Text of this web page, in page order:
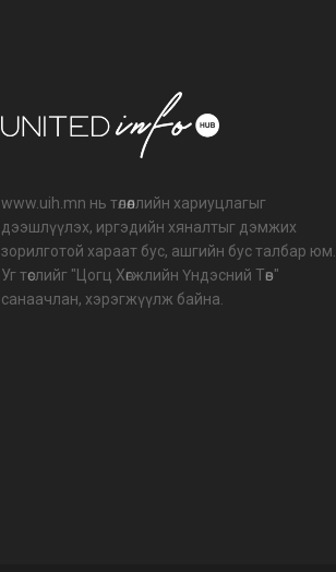
www.uih.mn нь төлөөллийн хариуцлагыг
дээшлүүлэх, иргэдийн хяналтыг дэмжих
зорилготой хараат бус, ашгийн бус талбар юм.
Уг төслийг "Цогц Хөгжлийн Үндэсний Төв"
санаачлан, хэрэгжүүлж байна.